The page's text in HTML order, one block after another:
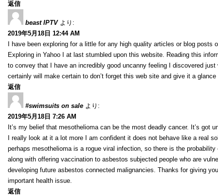
返信
beast IPTV より:
2019年5月18日 12:44 AM
I have been exploring for a little for any high quality articles or blog posts
Exploring in Yahoo I at last stumbled upon this website. Reading this
to convey that I have an incredibly good uncanny feeling I discovered
certainly will make certain to don’t forget this web site and give it a
返信
#swimsuits on sale より:
2019年5月18日 7:26 AM
It’s my belief that mesothelioma can be the most deadly cancer. It’s got
I really look at it a lot more I am confident it does not behave like a real
perhaps mesothelioma is a rogue viral infection, so there is the
along with offering vaccination to asbestos subjected people who are
developing future asbestos connected malignancies. Thanks for giving
important health issue.
返信